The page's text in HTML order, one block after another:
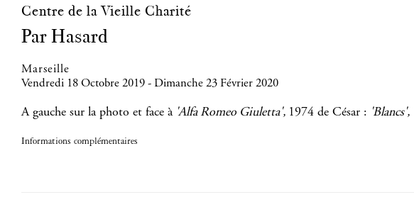
Centre de la Vieille Charité
Par Hasard
Marseille
Vendredi 18 Octobre 2019 - Dimanche 23 Février 2020
A gauche sur la photo et face à'Alfa Romeo Giuletta', 1974 de César : 'Blancs',
Informations complémentaires